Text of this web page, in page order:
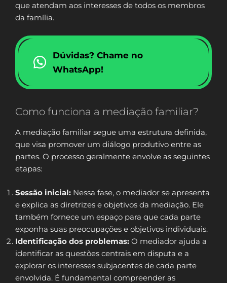
que atendam aos interesses de todos os membros
da família.
Dúvidas? Chame no
WhatsApp!
Como funciona a mediação familiar?
A mediação familiar segue uma estrutura definida,
que visa promover um diálogo produtivo entre as
partes. O processo geralmente envolve as seguintes
etapas:
Sessão inicial: Nessa fase, o mediador se apresenta
e explica as diretrizes e objetivos da mediação. Ele
também fornece um espaço para que cada parte
exponha suas preocupações e objetivos individuais.
Identificação dos problemas: O mediador ajuda a
identificar as questões centrais em disputa e a
explorar os interesses subjacentes de cada parte
envolvida. É fundamental compreender as